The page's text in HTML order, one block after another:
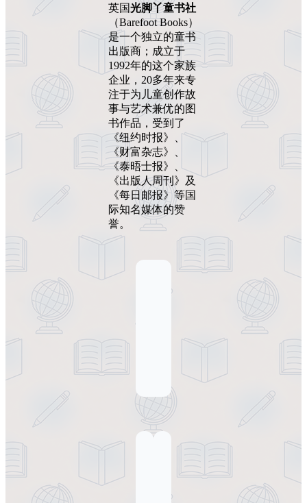
英国光脚丫童书社
（Barefoot Books）
是一个独立的童书
出版商；成立于
1992年的这个家族
企业，20多年来专
注于为儿童创作故
事与艺术兼优的图
书作品，受到了
《纽约时报》、
《财富杂志》、
《泰晤士报》、
《出版人周刊》及
《每日邮报》等国
际知名媒体的赞
誉。